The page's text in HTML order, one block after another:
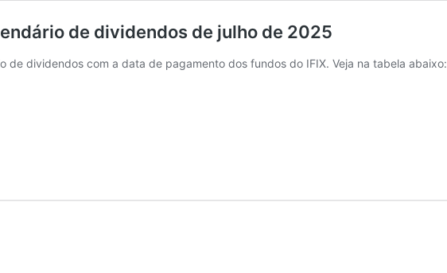
de dividendos de julho de 2025
de dividendos com a data de pagamento dos fundos do IFIX. Veja na tabela abaixo: